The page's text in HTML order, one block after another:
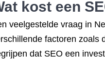
kost een
veelgestelde vraag in
factoren zoals
dat SEO een